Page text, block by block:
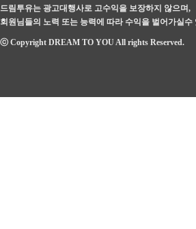
드림투유는 광고대행사로 고수익을 보장하지 않으며,
회원님들의 노력 또는 능력에 따라 수익을 벌어가실수
ⓒ Copyright DREAM TO YOU All rights Reserved.